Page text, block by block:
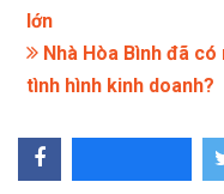
lớn
Nhà Hòa Bình đã
tình hình kinh doanh?